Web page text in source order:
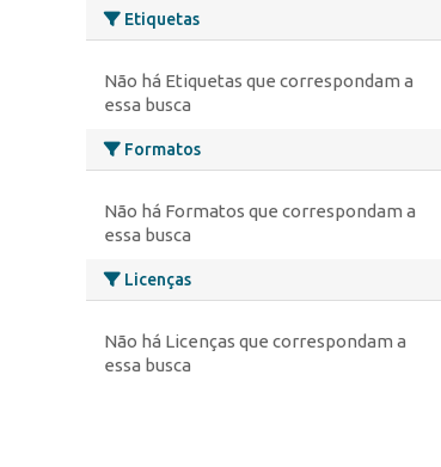
Etiquetas
Não há Etiquetas que correspondam a
essa busca
Formatos
Não há Formatos que correspondam a
essa busca
Licenças
Não há Licenças que correspondam a
essa busca